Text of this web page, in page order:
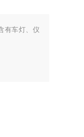
有车灯、仪